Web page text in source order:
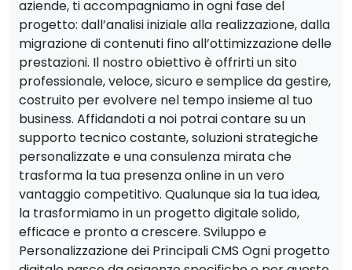
aziende, ti accompagniamo in ogni fase del
progetto: dall’analisi iniziale alla realizzazione, dalla
migrazione di contenuti fino all’ottimizzazione delle
prestazioni. Il nostro obiettivo è offrirti un sito
professionale, veloce, sicuro e semplice da gestire,
costruito per evolvere nel tempo insieme al tuo
business. Affidandoti a noi potrai contare su un
supporto tecnico costante, soluzioni strategiche
personalizzate e una consulenza mirata che
trasforma la tua presenza online in un vero
vantaggio competitivo. Qualunque sia la tua idea,
la trasformiamo in un progetto digitale solido,
efficace e pronto a crescere. Sviluppo e
Personalizzazione dei Principali CMS Ogni progetto